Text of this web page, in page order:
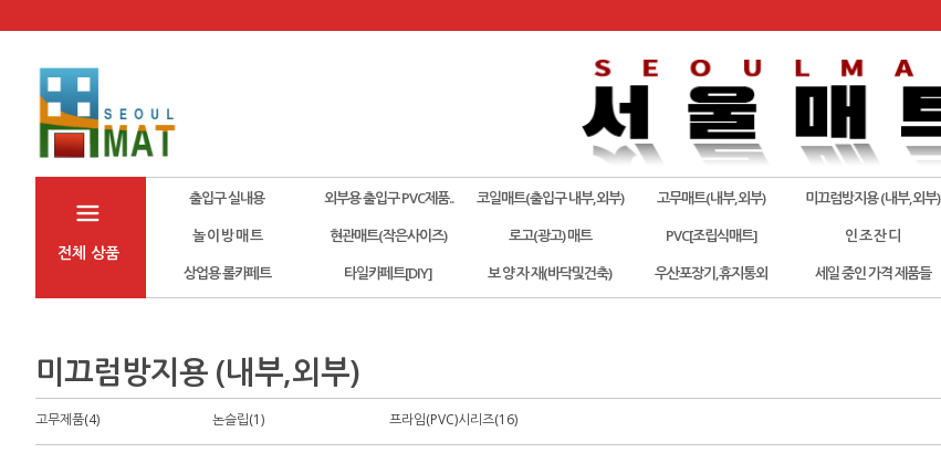
전체 상품
출입구 실내용 외부용 출입구 PVC제품.. 코일매트(출입구 내부,외부) 고무매트(내부,외부) 미끄럼방지용 (내부,외부)
놀 이 방 매 트
현관매트(작은사이즈) 로고(광고) 매트 PVC[조립식매트] 인 조 잔 디
상업용 롤카페트
타일카페트[DIY] 보 양 자 재(바닥및건축) 우산포장기,휴지통외 세일 중인 가격 제품들
미끄럼방지용 (내부,외부)
고무제품(4) 논슬립(1) 프라임(PVC)시리즈(16)